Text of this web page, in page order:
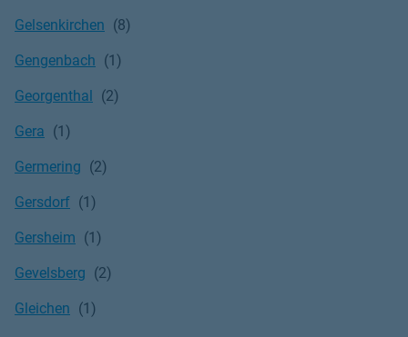
Gelsenkirchen
Gengenbach
Georgenthal
Gera
Germering
Gersdorf
Gersheim
Gevelsberg
Gleichen